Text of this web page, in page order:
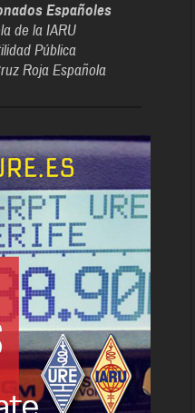
Españoles
de la IARU
Pública
Roja Española